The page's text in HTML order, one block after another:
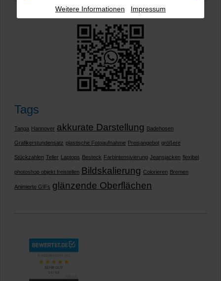
Tags
Tanga Hannover akkurate Darstellung Badehosen
Grafikerstundensatz plastische Fotoaufnahme Preisangebot größere
Stückzahlen Teller Laptops Besteck Farbintensivierung Jeansjacken flexibel
photoshop objekt freistellen Bildskalierung Colorieren Bremen
Animierte GIFs glänzende Oberflächen
Weitere Informationen Impressum